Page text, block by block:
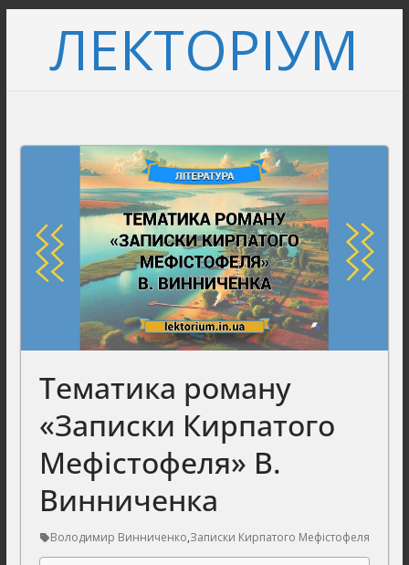
вмістуЛЕКТОРІУМ
Тематика роману
«Записки Кирпатого
Мефістофеля» В.
Винниченка
Володимир Винниченко,Записки Кирпатого Мефістофеля